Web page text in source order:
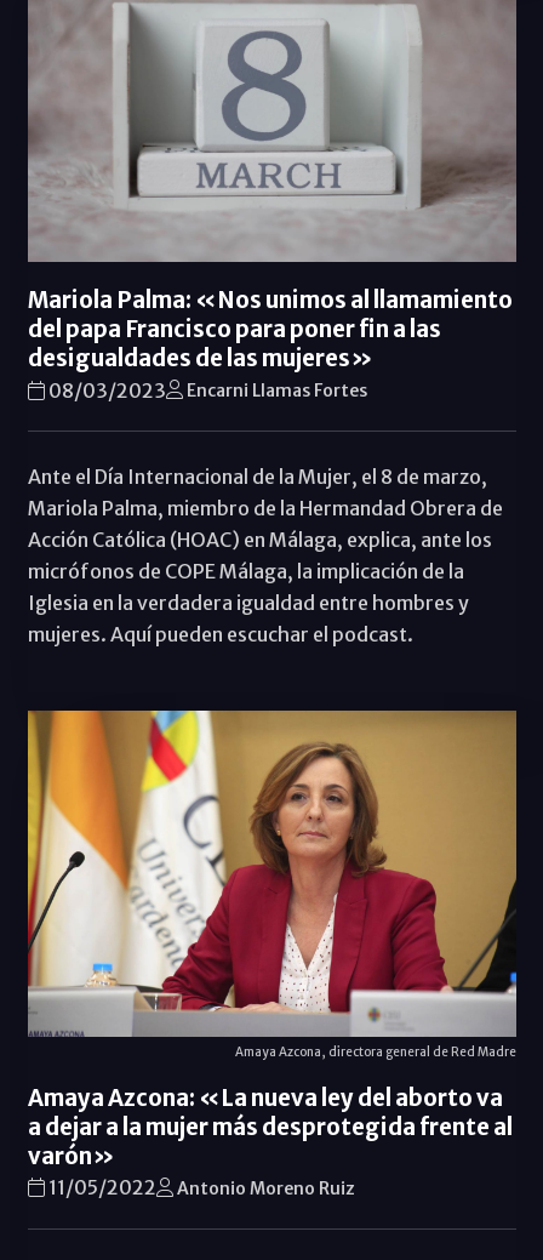
Mariola Palma: «Nos unimos al llamamiento
del papa Francisco para poner fin a las
desigualdades de las mujeres»
08/03/2023 Encarni Llamas Fortes
Ante el Día Internacional de la Mujer, el 8 de marzo,
Mariola Palma, miembro de la Hermandad Obrera de
Acción Católica (HOAC) en Málaga, explica, ante los
micrófonos de COPE Málaga, la implicación de la
Iglesia en la verdadera igualdad entre hombres y
mujeres. Aquí pueden escuchar el podcast.
Amaya Azcona, directora general de Red Madre
Amaya Azcona: «La nueva ley del aborto va
a dejar a la mujer más desprotegida frente al
varón»
11/05/2022 Antonio Moreno Ruiz